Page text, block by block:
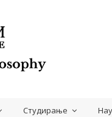
Студирање